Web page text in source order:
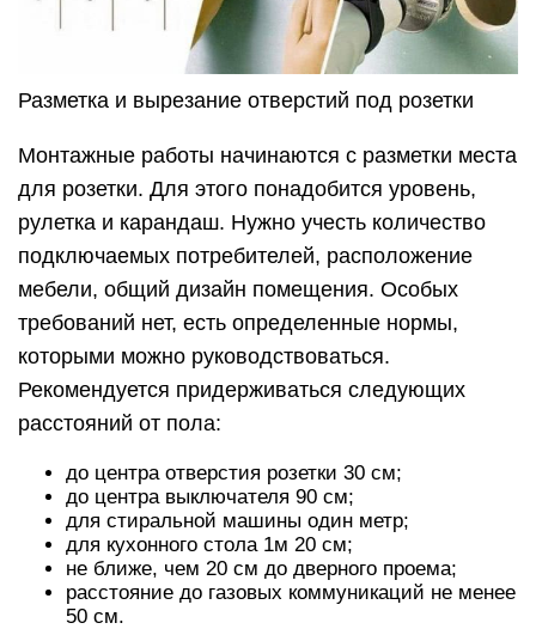
Разметка и вырезание отверстий под розетки
Монтажные работы начинаются с разметки места
для розетки. Для этого понадобится уровень,
рулетка и карандаш. Нужно учесть количество
подключаемых потребителей, расположение
мебели, общий дизайн помещения. Особых
требований нет, есть определенные нормы,
которыми можно руководствоваться.
Рекомендуется придерживаться следующих
расстояний от пола:
до центра отверстия розетки 30 см;
до центра выключателя 90 см;
для стиральной машины один метр;
для кухонного стола 1м 20 см;
не ближе, чем 20 см до дверного проема;
расстояние до газовых коммуникаций не менее
50 см.